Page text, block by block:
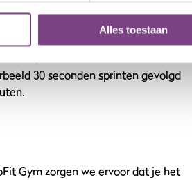
Alles toestaan
Door af te wisselen tussen
meer calorieën verbranden en
30 seconden sprinten gevolgd
Gym zorgen we ervoor dat je het